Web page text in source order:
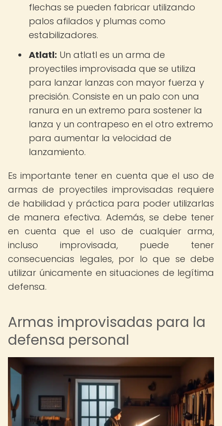
flechas se pueden fabricar utilizando
palos afilados y plumas como
estabilizadores.
Atlatl: Un atlatl es un arma de
proyectiles improvisada que se utiliza
para lanzar lanzas con mayor fuerza y
precisión. Consiste en un palo con una
ranura en un extremo para sostener la
lanza y un contrapeso en el otro extremo
para aumentar la velocidad de
lanzamiento.
Es importante tener en cuenta que el uso de
armas de proyectiles improvisadas requiere
de habilidad y práctica para poder utilizarlas
de manera efectiva. Además, se debe tener
en cuenta que el uso de cualquier arma,
incluso improvisada, puede tener
consecuencias legales, por lo que se debe
utilizar únicamente en situaciones de legítima
defensa.
Armas improvisadas para la
defensa personal